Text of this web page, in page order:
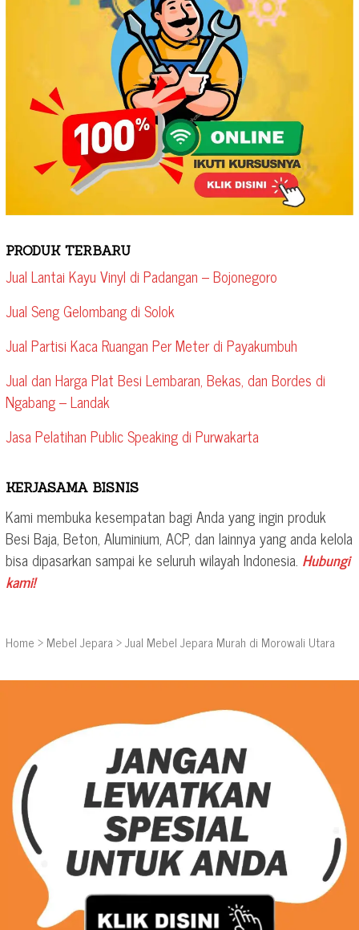
PRODUK TERBARU
Jual Lantai Kayu Vinyl di Padangan – Bojonegoro
Jual Seng Gelombang di Solok
Jual Partisi Kaca Ruangan Per Meter di Payakumbuh
Jual dan Harga Plat Besi Lembaran, Bekas, dan Bordes di
Ngabang – Landak
Jasa Pelatihan Public Speaking di Purwakarta
KERJASAMA BISNIS
Kami membuka kesempatan bagi Anda yang ingin produk
Besi Baja, Beton, Aluminium, ACP, dan lainnya yang anda kelola
bisa dipasarkan sampai ke seluruh wilayah Indonesia. Hubungi
kami!
Home > Mebel Jepara >Jual Mebel Jepara Murah di Morowali Utara